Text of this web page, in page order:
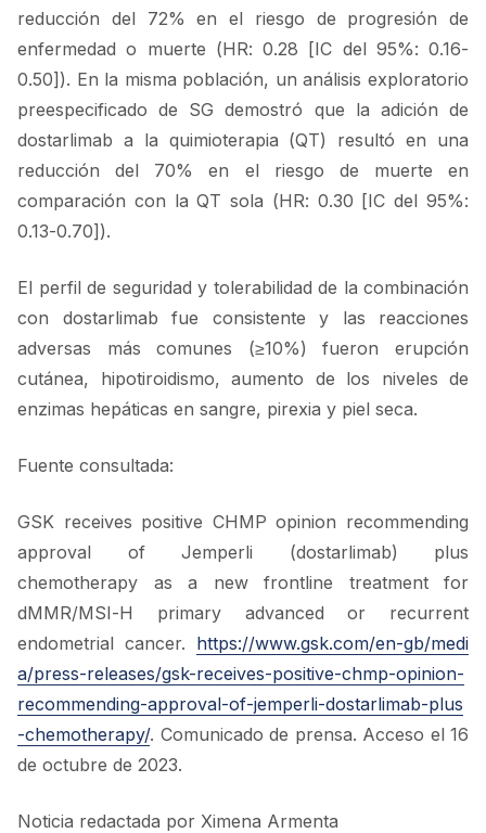
reducción del 72% en el riesgo de progresión de
enfermedad o muerte (HR: 0.28 [IC del 95%: 0.16-
0.50]). En la misma población, un análisis exploratorio
preespecificado de SG demostró que la adición de
dostarlimab a la quimioterapia (QT) resultó en una
reducción del 70% en el riesgo de muerte en
comparación con la QT sola (HR: 0.30 [IC del 95%:
0.13-0.70]).
El perfil de seguridad y tolerabilidad de la combinación
con dostarlimab fue consistente y las reacciones
adversas más comunes (≥10%) fueron erupción
cutánea, hipotiroidismo, aumento de los niveles de
enzimas hepáticas en sangre, pirexia y piel seca.
Fuente consultada:
GSK receives positive CHMP opinion recommending
approval of Jemperli (dostarlimab) plus
chemotherapy as a new frontline treatment for
dMMR/MSI-H primary advanced or recurrent
endometrial cancer. https://www.gsk.com/en-gb/medi
a/press-releases/gsk-receives-positive-chmp-opinion-
recommending-approval-of-jemperli-dostarlimab-plus
-chemotherapy/. Comunicado de prensa. Acceso el 16
de octubre de 2023.
Noticia redactada por Ximena Armenta